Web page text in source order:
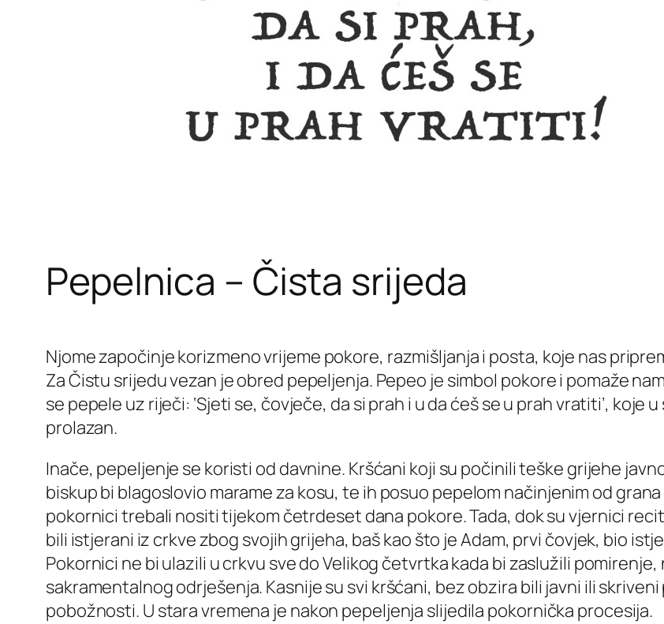
Pepelnica – Čista srijeda
Njome započinje korizmeno vrijeme pokore, razmišljanja i posta, koje nas
Za Čistu srijedu vezan je obred pepeljenja. Pepeo je simbol pokore i pomaže
se pepele uz riječi: ‘Sjeti se, čovječe, da si prah i u da ćeš se u prah vratiti’, koje
prolazan.
Inače, pepeljenje se koristi od davnine. Kršćani koji su počinili teške grijehe
biskup bi blagoslovio marame za kosu, te ih posuo pepelom načinjenim od
pokornici trebali nositi tijekom četrdeset dana pokore. Tada, dok su vjernici
bili istjerani iz crkve zbog svojih grijeha, baš kao što je Adam, prvi čovjek, bio
Pokornici ne bi ulazili u crkvu sve do Velikog četvrtka kada bi zaslužili
sakramentalnog odrješenja. Kasnije su svi kršćani, bez obzira bili javni ili
pobožnosti. U stara vremena je nakon pepeljenja slijedila pokornička procesija.